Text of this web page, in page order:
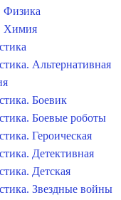
Физика
Химия
Альтернативная
Боевик
Боевые роботы
Героическая
Детективная
Детская
Звездные войны